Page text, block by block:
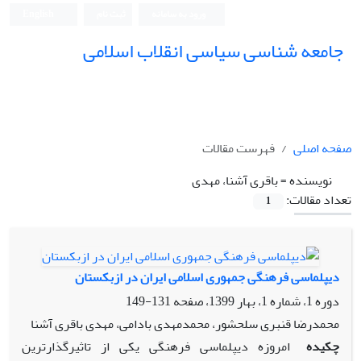
جامعه شناسی سیاسی انقلاب اسلامی
صفحه اصلی
فهرست مقالات
نویسنده =باقری آشنا، مهدی
تعداد مقالات:
1
دیپلماسی فرهنگی جمهوری اسلامی ایران در ازبکستان
دوره 1، شماره 1، بهار 1399، صفحه
131-149
محمدرضا قنبری سلحشور، محمدمهدی بادامی، مهدی باقری آشنا
چکیده
امروزه دیپلماسی فرهنگی یکی از تاثیرگذارترین